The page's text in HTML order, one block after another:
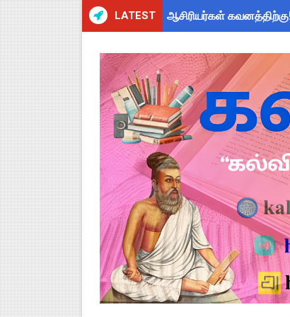
LATEST ஆசிரியர்கள்
அரசுப் பள்ளியில்
TN CPS Teachers
TN Teachers Leave
Census 2027:
TN Budget Assembly
நாமக்கல் மாவட்டம்: மக்கள்
TN Budget 2026-2027
பள்ளி மாணவர்களுக்கு 4